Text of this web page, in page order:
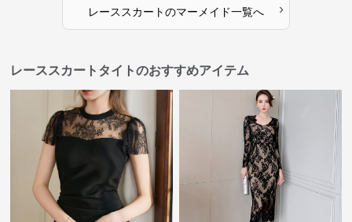
レーススカートのマーメイド一覧へ ›
レーススカートタイトのおすすめアイテム